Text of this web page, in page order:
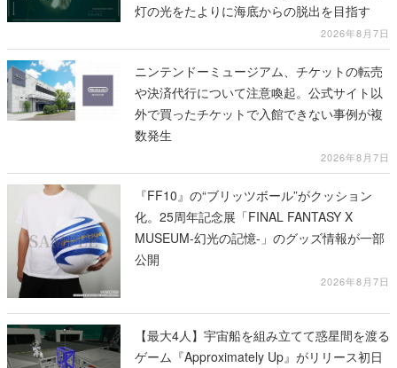
灯の光をたよりに海底からの脱出を目指す
2026年8月7日
ニンテンドーミュージアム、チケットの転売
や決済代行について注意喚起。公式サイト以
外で買ったチケットで入館できない事例が複
数発生
2026年8月7日
『FF10』の“ブリッツボール”がクッション
化。25周年記念展「FINAL FANTASY X
MUSEUM-幻光の記憶-」のグッズ情報が一部
公開
2026年8月7日
【最大4人】宇宙船を組み立てて惑星間を渡る
ゲーム『Approximately Up』がリリース初日